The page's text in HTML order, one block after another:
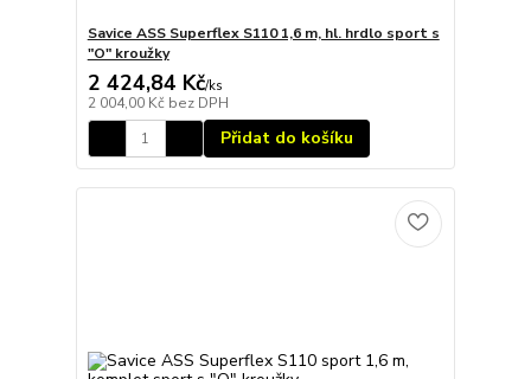
Savice ASS Superflex S110 1,6 m, hl. hrdlo sport s
"O" kroužky
2 424,84 Kč/ks
2 004,00 Kč bez DPH
Přidat do košíku